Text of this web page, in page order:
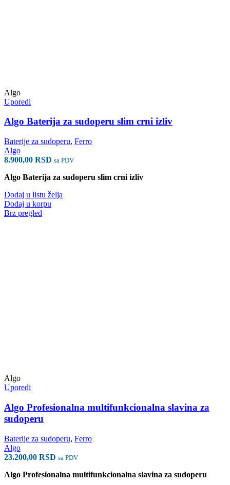
Algo
Uporedi
Algo Baterija za sudoperu slim crni izliv
Baterije za sudoperu, Ferro
Algo
8.900,00 RSD sa PDV
Algo Baterija za sudoperu slim crni izliv
Dodaj u listu želja
Dodaj u korpu
Brz pregled
Algo
Uporedi
Algo Profesionalna multifunkcionalna slavina za
sudoperu
Baterije za sudoperu, Ferro
Algo
23.200,00 RSD sa PDV
Algo Profesionalna multifunkcionalna slavina za sudoperu